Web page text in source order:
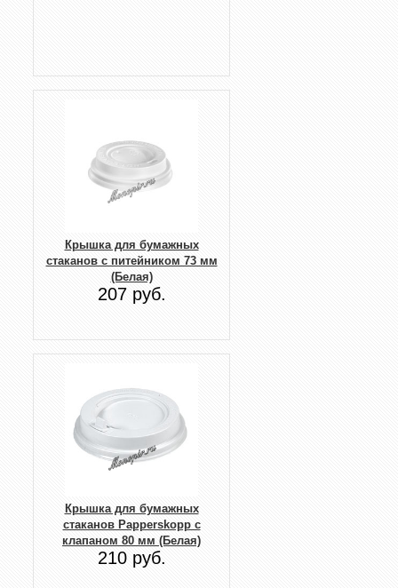
Крышка для бумажных
стаканов с питейником 73 мм
(Белая)
207 руб.
Крышка для бумажных
стаканов Papperskopp с
клапаном 80 мм (Белая)
210 руб.